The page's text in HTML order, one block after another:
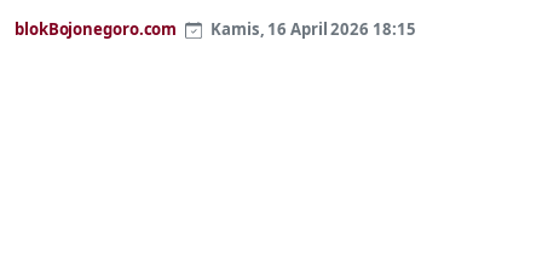
blokBojonegoro.com Kamis, 16 April 2026 18:15